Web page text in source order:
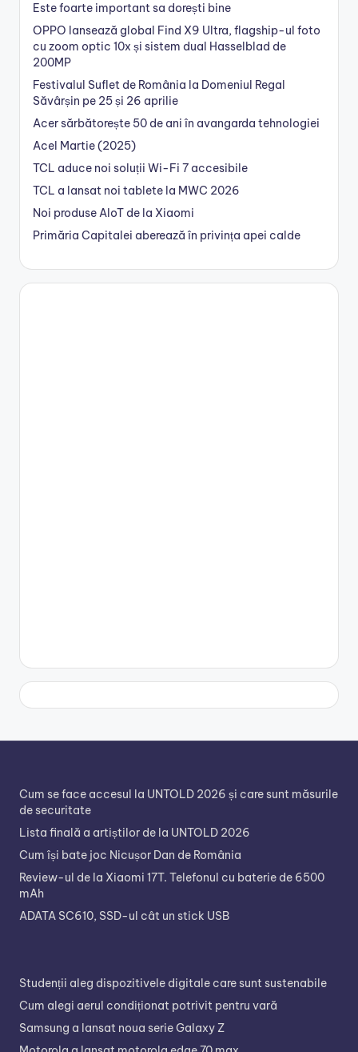
Este foarte important sa dorești bine
OPPO lansează global Find X9 Ultra, flagship-ul foto
cu zoom optic 10x și sistem dual Hasselblad de
200MP
Festivalul Suflet de România la Domeniul Regal
Săvârșin pe 25 și 26 aprilie
Acer sărbătorește 50 de ani în avangarda tehnologiei
Acel Martie (2025)
TCL aduce noi soluții Wi-Fi 7 accesibile
TCL a lansat noi tablete la MWC 2026
Noi produse AIoT de la Xiaomi
Primăria Capitalei aberează în privința apei calde
Cum se face accesul la UNTOLD 2026 și care sunt măsurile
de securitate
Lista finală a artiștilor de la UNTOLD 2026
Cum își bate joc Nicușor Dan de România
Review-ul de la Xiaomi 17T. Telefonul cu baterie de 6500
mAh
ADATA SC610, SSD-ul cât un stick USB
Studenții aleg dispozitivele digitale care sunt sustenabile
Cum alegi aerul condiționat potrivit pentru vară
Samsung a lansat noua serie Galaxy Z